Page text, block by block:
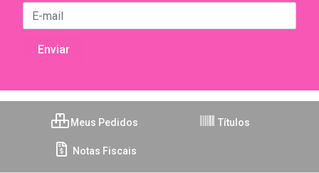
Meus Pedidos Títulos
Notas Fiscais